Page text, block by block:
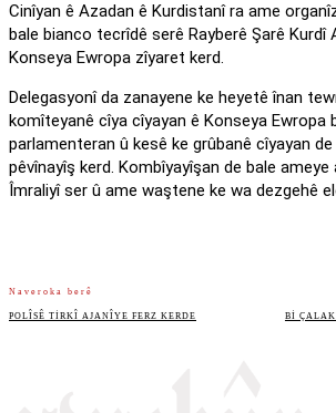
Cinîyan ê Azadan ê Kurdistanî ra ame
bale bianco tecrîdê serê Rayberê Şarê Kurdî
Konseya Ewropa zîyaret kerd.
Delegasyonî da zanayene ke heyetê înan
komîteyanê cîya cîyayan ê Konseya Ewropa
parlamenteran û kesê ke grûbanê cîyayan
pêvînayîş kerd. Kombîyayîşan de bale
Îmraliyî ser û ame waştene ke wa dezgehê
Naveroka berê
POLÎSÊ TIRKÎ AJANÎYE FERZ KERDE BI